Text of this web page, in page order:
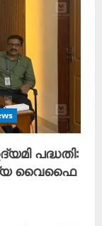
പദ്ധതി:
വൈഫൈ